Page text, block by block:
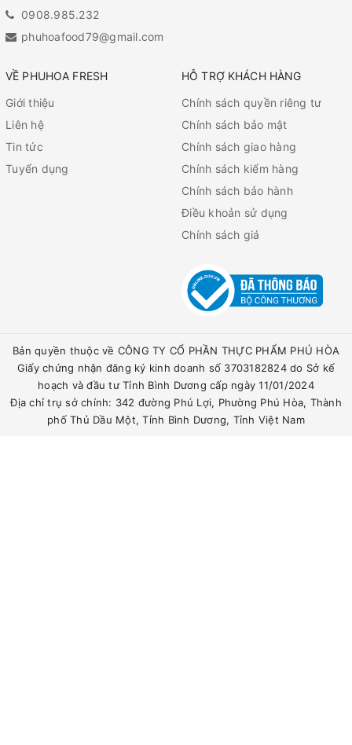
0908.985.232
phuhoafood79@gmail.com
VỀ PHUHOA FRESH
Giới thiệu
Liên hệ
Tin tức
Tuyển dụng
HỖ TRỢ KHÁCH HÀNG
Chính sách quyền riêng tư
Chính sách bảo mật
Chính sách giao hàng
Chính sách kiểm hàng
Chính sách bảo hành
Điều khoản sử dụng
Chính sách giá
Bản quyền thuộc về CÔNG TY CỔ PHẦN THỰC PHẨM PHÚ HÒA
Giấy chứng nhận đăng ký kinh doanh số 3703182824 do Sở kế
hoạch và đầu tư Tỉnh Bình Dương cấp ngày 11/01/2024
Địa chỉ trụ sở chính: 342 đường Phú Lợi, Phường Phú Hòa, Thành
phố Thủ Dầu Một, Tỉnh Bình Dương, Tỉnh Việt Nam